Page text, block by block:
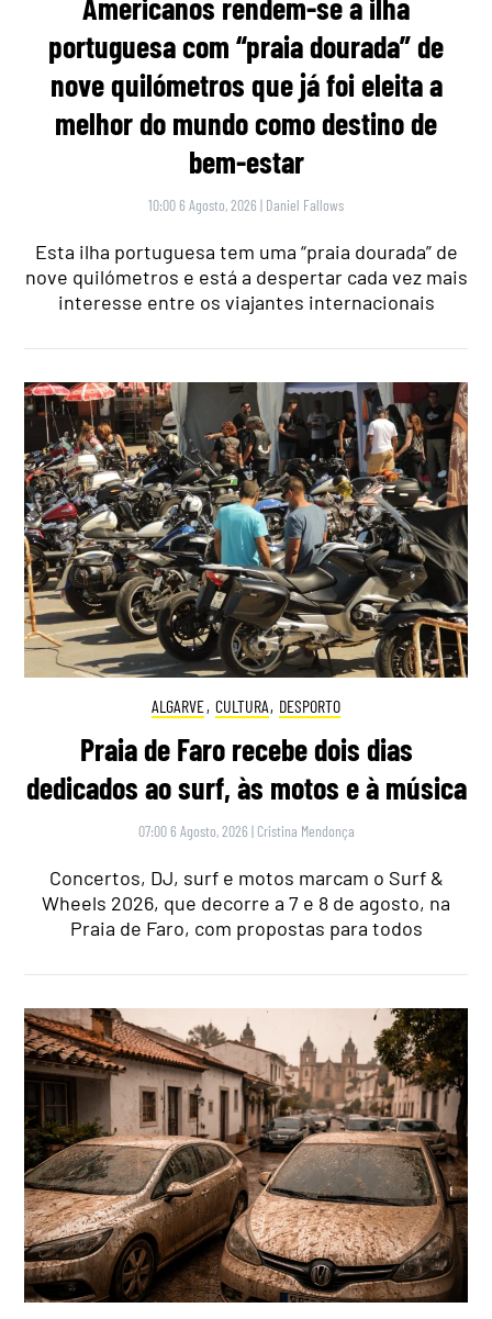
Americanos rendem-se a ilha
portuguesa com “praia dourada” de
nove quilómetros que já foi eleita a
melhor do mundo como destino de
bem-estar
10:00 6 Agosto, 2026 | Daniel Fallows
Esta ilha portuguesa tem uma “praia dourada” de
nove quilómetros e está a despertar cada vez mais
interesse entre os viajantes internacionais
ALGARVE, CULTURA, DESPORTO
Praia de Faro recebe dois dias
dedicados ao surf, às motos e à música
07:00 6 Agosto, 2026 | Cristina Mendonça
Concertos, DJ, surf e motos marcam o Surf &
Wheels 2026, que decorre a 7 e 8 de agosto, na
Praia de Faro, com propostas para todos